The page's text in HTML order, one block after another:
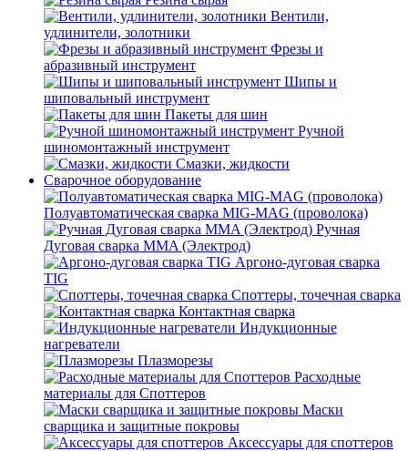
Вентили,
удлинители, золотники
Фрезы и
абразивный инструмент
Шипы и
шиповальный инструмент
Пакеты для шин
Ручной
шиномонтажный инструмент
Смазки, жидкости
Сварочное оборудование
Полуавтоматическая сварка MIG-MAG (проволока)
Ручная
Дуговая сварка MMA (Электрод)
Аргоно-дуговая сварка
TIG
Споттеры, точечная сварка
Контактная сварка
Индукционные
нагреватели
Плазморезы
Расходные
материалы для Споттеров
Маски
сварщика и защитные покровы
Аксессуары для споттеров